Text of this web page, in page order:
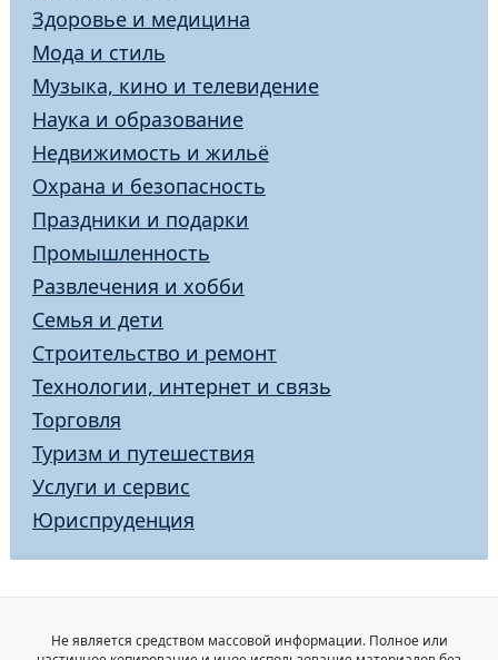
Здоровье и медицина
Мода и стиль
Музыка, кино и телевидение
Наука и образование
Недвижимость и жильё
Охрана и безопасность
Праздники и подарки
Промышленность
Развлечения и хобби
Семья и дети
Строительство и ремонт
Технологии, интернет и связь
Торговля
Туризм и путешествия
Услуги и сервис
Юриспруденция
Не является средством массовой информации. Полное или